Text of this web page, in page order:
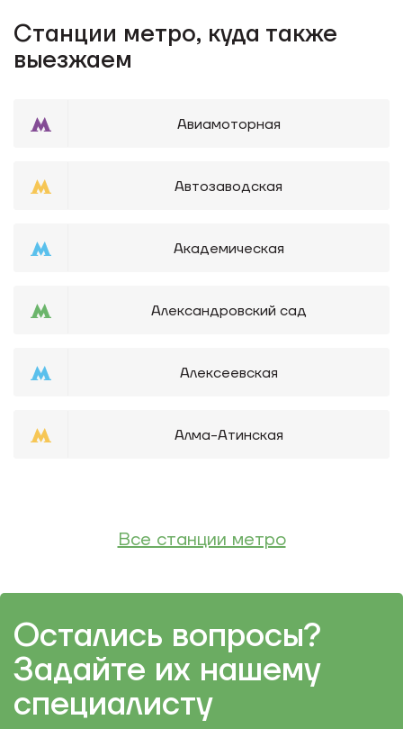
Станции метро, куда также
выезжаем
Авиамоторная
Автозаводская
Академическая
Александровский сад
Алексеевская
Алма-Атинская
Все станции метро
Остались вопросы?
Задайте их нашему
специалисту